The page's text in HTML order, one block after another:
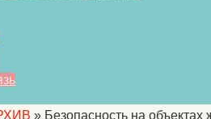
» Безопасность на